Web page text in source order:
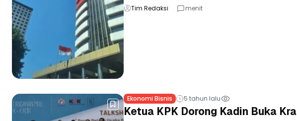
Tim Redaksi menit
Ekonomi Bisnis 5 tahun lalu
Ketua KPK Dorong Kadin Buka